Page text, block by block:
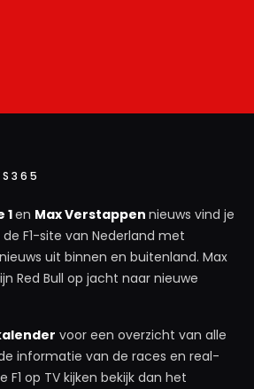
1en Max Verstappen nieuws vind je
de F1-site van Nederland met
uit binnen en buitenland. Max
Red Bull op jacht naar nieuwe
voor een overzicht van alle
informatie van de races en real-
op TV kijken bekijk dan het